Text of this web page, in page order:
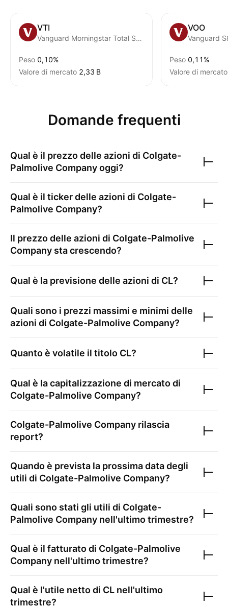
VTI
Vanguard Morningstar Total Stock Market ETF
Peso 0,10%
Valore di mercato ‪2,33 B‬
VOO
Vanguard
Peso 0,11%
Valore di mercato
Domande frequenti
Qual è il prezzo delle azioni di Colgate-
Palmolive Companyoggi?
Qual è il ticker delle azioni di Colgate-
Palmolive Company?
Il prezzo delle azioni di Colgate-Palmolive
Company sta crescendo?
Qual è la previsione delle azioni di CL?
Quali sono i prezzi massimi e minimi delle
azioni di Colgate-Palmolive Company?
Quanto è volatile il titolo CL?
Qual è la capitalizzazione di mercato di
Colgate-Palmolive Company?
Colgate-Palmolive Company rilascia
report?
Quando è prevista la prossima data degli
utili di Colgate-Palmolive Company?
Quali sono stati gli utili di Colgate-
Palmolive Company nell'ultimo trimestre?
Qual è il fatturato di Colgate-Palmolive
Company nell'ultimo trimestre?
Qual è l'utile netto di CL nell'ultimo
trimestre?